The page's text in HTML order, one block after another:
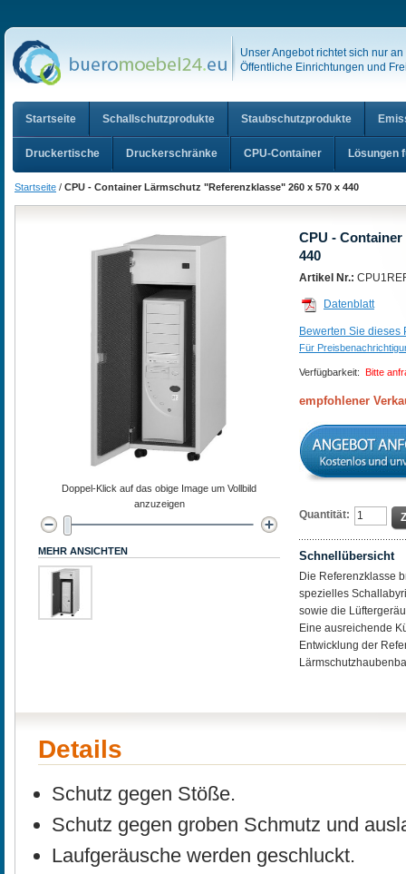
Unser Angebot richtet sich nur
Öffentliche Einrichtungen und
Startseite Schallschutzprodukte Staubschutzprodukte
Druckertische Druckerschränke CPU-Container Lösungen
Startseite / CPU - Container Lärmschutz "Referenzklasse" 260 x 570 x 440
CPU -
440
Artikel Nr.:
Datenblatt
Bewerten Sie dieses
Für
Verfügbarkeit: Bitte
empfohlener
Quantität:
Schnellübersicht
Die Referenzklasse
spezielles
sowie die
Eine ausreichende
Entwicklung der
Doppel-Klick auf das obige Image um Vollbild
anzuzeigen
MEHR ANSICHTEN
Details
Schutz gegen Stöße.
Schutz gegen groben Schmutz und
Laufgeräusche werden geschluckt.